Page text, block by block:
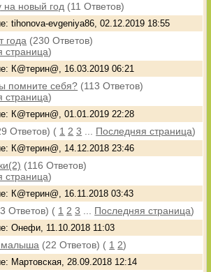
на новый год (11 Ответов)
tihonova-evgeniya86, 02.12.2019 18:55
года (230 Ответов)
страница)
К@терин@, 16.03.2019 06:21
помните себя? (113 Ответов)
страница)
К@терин@, 01.01.2019 22:28
Ответов) ( 1 2 3 Последняя страница)
К@терин@, 14.12.2018 23:46
(116 Ответов)
страница)
К@терин@, 16.11.2018 03:43
Ответов) ( 1 2 3 Последняя страница)
Онефи, 11.10.2018 11:03
малыша (22 Ответов) ( 1 2)
Мартовская, 28.09.2018 12:14